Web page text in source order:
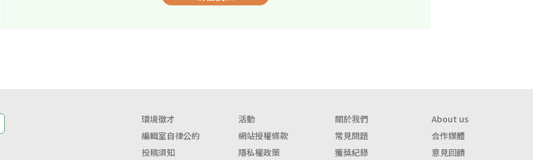
環境徵才 活動 關於我們
About us
編輯室自律公約
網站授權條款 常見問題
合作媒體
投稿須知
隱私權政策 獲獎紀錄 意見回饋